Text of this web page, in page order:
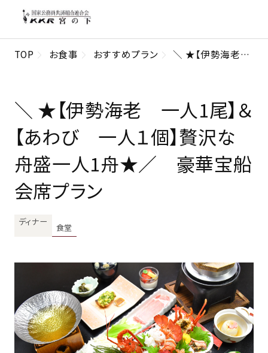
TOP お食事 おすすめプラン ＼ ★【伊勢海老 一人1尾】＆【あわび 一人１個】贅沢な舟盛一人1舟★／ 豪華宝船会席プラン
＼ ★【伊勢海老 一人1尾】＆
【あわび 一人１個】贅沢な
舟盛一人1舟★／ 豪華宝船
会席プラン
ディナー
食堂